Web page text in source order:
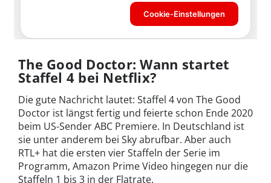
The Good Doctor: Wann startet
Staffel 4 bei Netflix?
Die gute Nachricht lautet: Staffel 4 von The Good
Doctor ist längst fertig und feierte schon Ende 2020
beim US-Sender ABC Premiere. In Deutschland ist
sie unter anderem bei Sky abrufbar. Aber auch
RTL+ hat die ersten vier Staffeln der Serie im
Programm, Amazon Prime Video hingegen nur die
Staffeln 1 bis 3 in der Flatrate.